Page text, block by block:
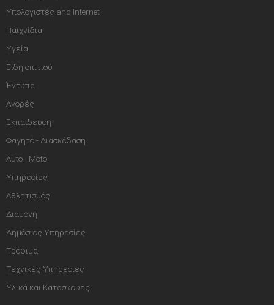
Υπολογιστές and Internet
Παιχνίδια
Υγεία
Είδη σπιτιού
Έντυπα
Αγορές
Εκπαίδευση
Φαγητό - Διασκέδαση
Auto - Moto
Υπηρεσίες
Αθλητισμός
Διαμονή
Δημόσιες Υπηρεσίες
Τρόφιμα
Τεχνικές Υπηρεσίες
Υλικά και Κατασκευές